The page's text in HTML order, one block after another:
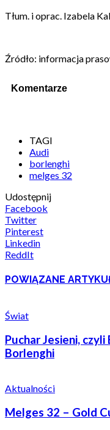
Tłum. i oprac. Izabela
Źródło: informacja
Komentarze
TAGI
Audi
borlenghi
melges 32
Udostępnij
Facebook
Twitter
Pinterest
Linkedin
ReddIt
POWIĄZANE
Świat
Puchar Jesieni,
Borlenghi
Aktualności
Melges 32 – Gold